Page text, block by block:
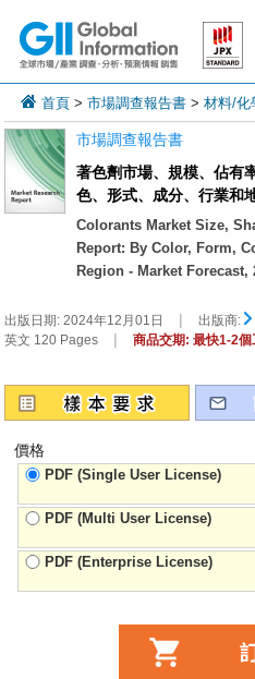
首頁 >市場調查報告書 >材料/化
市場調查報告書
著色劑市場、規模、佔有
色、形式、成分、行業和
Colorants Market Size,
Report: By Color, Form,
Region - Market Forecast,
出版日期:2024年12月01日 | 出版商:
英文 120 Pages | 商品交期: 最快1-2個
價格
PDF (Single User License)
PDF (Multi User License)
PDF (Enterprise License)